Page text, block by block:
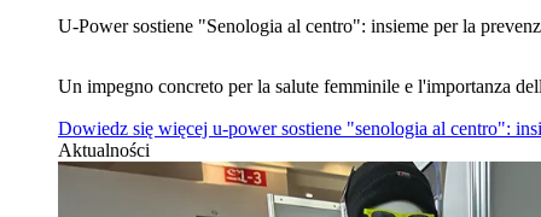
U‑Power sostiene "Senologia al centro": insieme per la
Un impegno concreto per la salute femminile e l'importanza
Dowiedz się więcej u‑power sostiene "senologia al centro":
Aktualności